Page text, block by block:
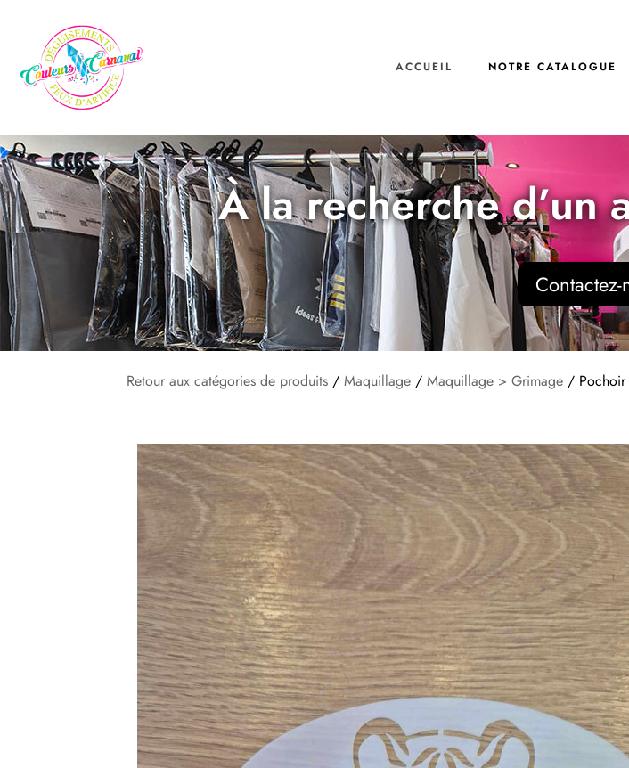
ACCUEIL NOTRE CATALOGUE
À la recherche d’un
Contactez-
Retour aux catégories de produits / Maquillage / Maquillage > Grimage / Pochoir